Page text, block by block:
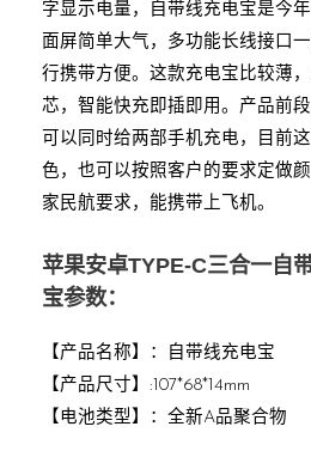
字显示电量，自带线充电宝是今
面屏简单大气，多功能长线接口
行携带方便。这款充电宝比较薄
芯，智能快充即插即用。产品前
可以同时给两部手机充电，目前
色，也可以按照客户的要求定做
家民航要求，能携带上飞机。
苹果安卓TYPE-C三合一自
宝参数：
【产品名称】：自带线充电宝
【产品尺寸】:107*68*14mm
【电池类型】：全新A品聚合物